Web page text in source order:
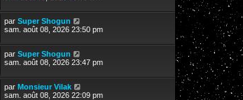
par Super Shogun
sam. août 08, 2026 23:50 pm
par Super Shogun
sam. août 08, 2026 23:47 pm
par Monsieur Vilak
sam. août 08, 2026 22:09 pm